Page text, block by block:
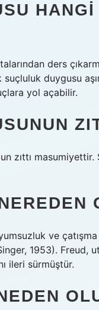
ders
suçluluk duygusu
yol açabilir.
zıttı
ve
1953). Freud,
ileri sürmüştür.